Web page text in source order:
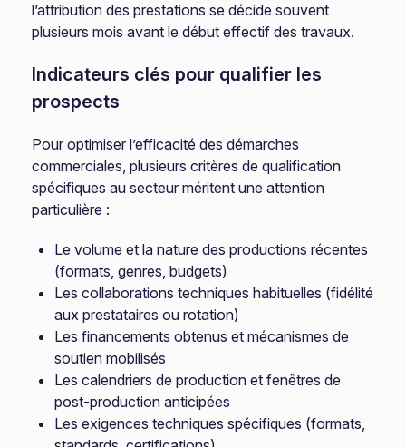
l’attribution des prestations se décide souvent
plusieurs mois avant le début effectif des travaux.
Indicateurs clés pour qualifier les
prospects
Pour optimiser l’efficacité des démarches
commerciales, plusieurs critères de qualification
spécifiques au secteur méritent une attention
particulière :
Le volume et la nature des productions récentes
(formats, genres, budgets)
Les collaborations techniques habituelles (fidélité
aux prestataires ou rotation)
Les financements obtenus et mécanismes de
soutien mobilisés
Les calendriers de production et fenêtres de
post-production anticipées
Les exigences techniques spécifiques (formats,